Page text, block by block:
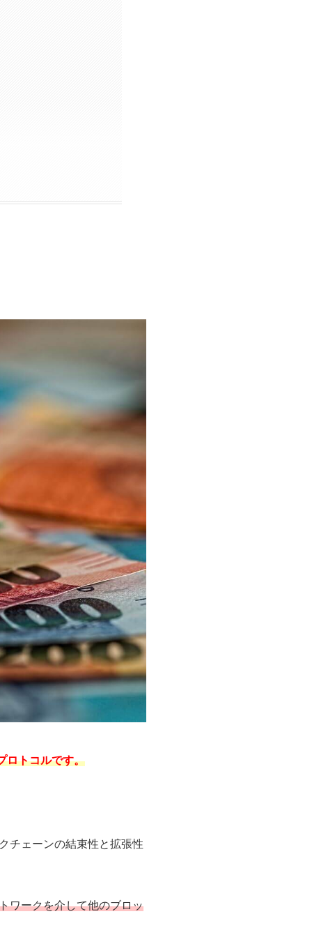
ロトコルです。
チェーンの結束性と拡張性
ワークを介して他のブロッ